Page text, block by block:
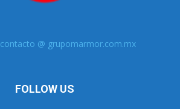
contacto @ grupomarmor.com.mx
FOLLOW US